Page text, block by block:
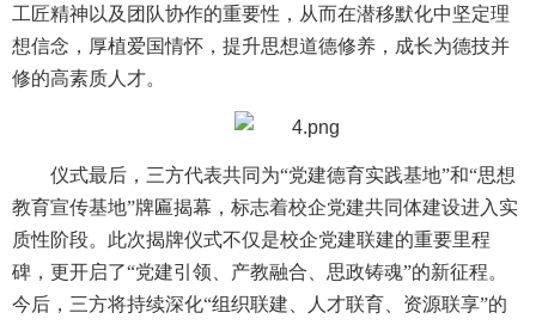
工匠精神以及团队协作的重要性，从而在潜移默化中坚定理
想信念，厚植爱国情怀，提升思想道德修养，成长为德技并
修的高素质人才。
仪式最后，三方代表共同为“党建德育实践基地”和“思想
教育宣传基地”牌匾揭幕，标志着校企党建共同体建设进入实
质性阶段。此次揭牌仪式不仅是校企党建联建的重要里程
碑，更开启了“党建引领、产教融合、思政铸魂”的新征程。
今后，三方将持续深化“组织联建、人才联育、资源联享”的